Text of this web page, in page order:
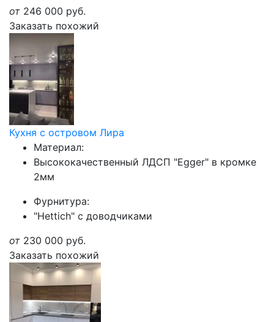
от 246 000 руб.
Заказать похожий
Кухня с островом Лира
Материал:
Высококачественный ЛДСП "Egger" в кромке
2мм
Фурнитура:
"Hettich" с доводчиками
от 230 000 руб.
Заказать похожий